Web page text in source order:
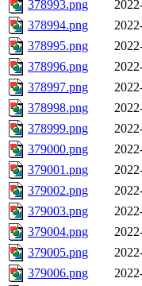
378993.png
378994.png
378995.png
378996.png
378997.png
378998.png
378999.png
379000.png
379001.png
379002.png
379003.png
379004.png
379005.png
379006.png